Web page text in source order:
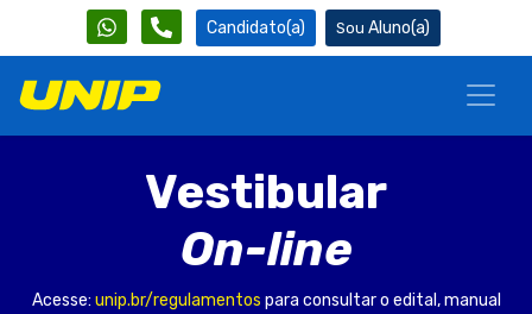
Candidato(a) Aluno(a)
Vestibular
On-line
Acesse: unip.br/regulamentos para consultar o edital, manual